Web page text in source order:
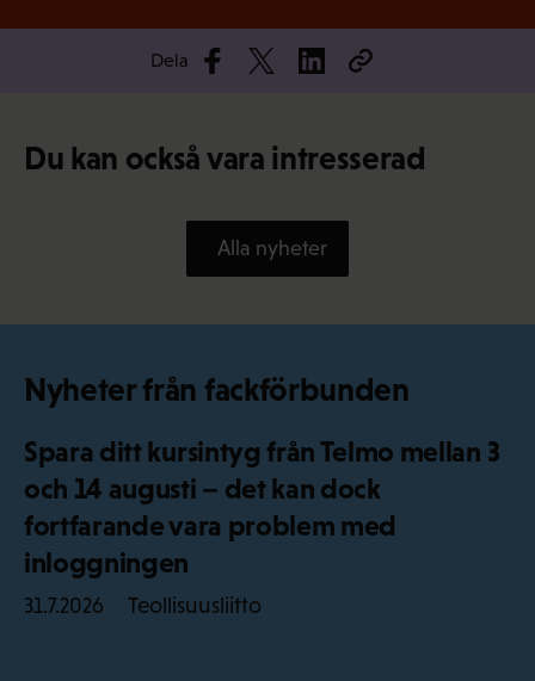
Dela
Du kan också vara intresserad
Alla nyheter
Nyheter från fackförbunden
Spara ditt kursintyg från Telmo mellan 3
och 14 augusti – det kan dock
fortfarande vara problem med
inloggningen
31.7.2026 Teollisuusliitto